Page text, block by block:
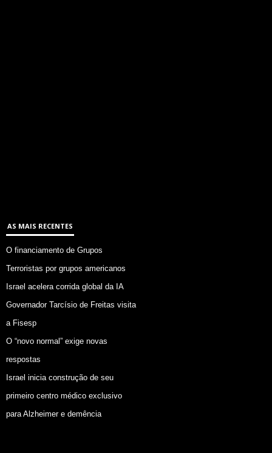
AS MAIS RECENTES
O financiamento de Grupos
Terroristas por grupos americanos
Israel acelera corrida global da IA
Governador Tarcísio de Freitas visita
a Fisesp
O “novo normal” exige novas
respostas
Israel inicia construção de seu
primeiro centro médico exclusivo
para Alzheimer e demência